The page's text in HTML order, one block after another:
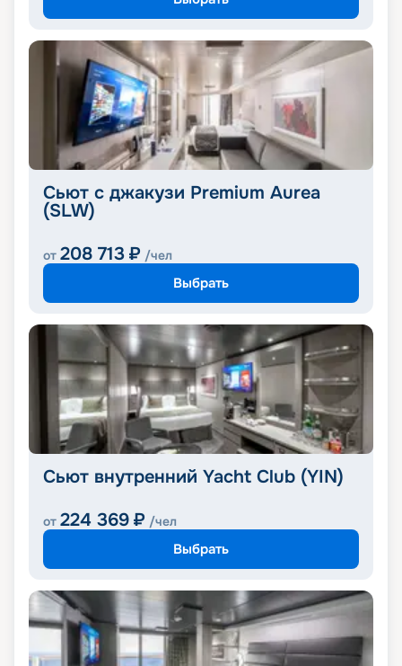
Сьют с джакузи Premium Aurea
(SLW)
от 208 713 ₽ /чел
Выбрать
Сьют внутренний Yacht Club (YIN)
от 224 369 ₽ /чел
Выбрать